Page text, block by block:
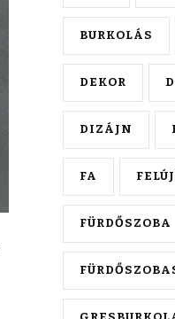
BURKOLÁS
DEKOR
DIZÁJN
FA
FÜRDŐSZOBA